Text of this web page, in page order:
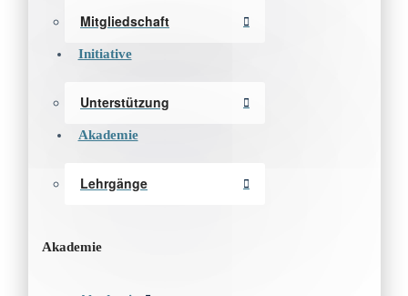
Mitgliedschaft
Initiative
Unterstützung
Akademie
Lehrgänge
Akademie